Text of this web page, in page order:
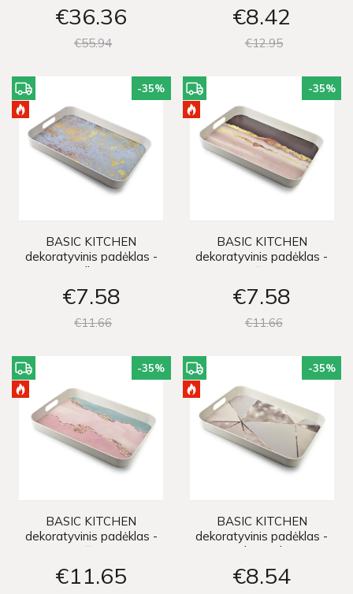
€36 36
€5594
€8 42
€1295
-35%
BASIC KITCHEN
dekoratyvinis padėklas -
pilkas
€7 58
€1166
-35%
BASIC KITCHEN
dekoratyvinis padėklas -
rožinis
€7 58
€1166
-35%
BASIC KITCHEN
dekoratyvinis padėklas -
rožinis
€11 65
-35%
BASIC KITCHEN
dekoratyvinis padėklas -
smėlio spalvos
€8 54